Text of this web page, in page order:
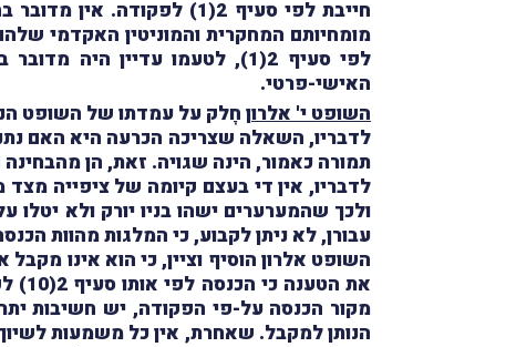
חייבת לפי סעיף 2(1)
מומחיותם המחקרית והמוניטין האקדמי
האישי-פרטי.
השופט י' אלרון חָלק על עמדתו של השופט
לדבריו, השאלה שצריכה הכרעה היא האם
תמורה כאמור, הינה שגויה. זאת, הן
לדבריו, אין די בעצם קיומה של ציפייה
ולכך שהמערערים ישהו בניו יורק ולא
עבורן, לא ניתן לקבוע, כי המלגות מהוות הכנסה מעסק או
את
מקור הכנסה על-פי הפקודה, יש חשיבות
הנותן למקבל. שאחרת, אין כל משמעות